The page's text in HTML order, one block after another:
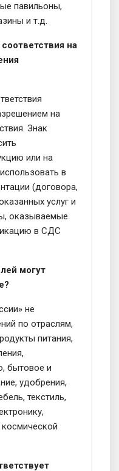
павильоны,
и т.д.
на
на
Знак
или на
в
(договора,
услуг и
оказываемые
в СДС
могут
не
по отраслям,
питания,
бытовое и
удобрения,
текстиль,